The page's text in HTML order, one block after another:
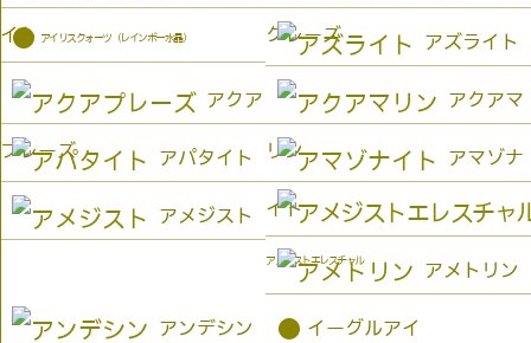
イト クレーズ
● アイリスクォーツ（レインボー水晶） アズライト
アクア
プレーズ
アクアマ
リン
アパタイト アマゾナ
イト
アメジスト
アメジストエレスチャル アメトリン
アンデシン ● イーグルアイ